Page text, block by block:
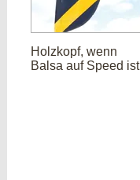
Holzkopf, wenn
Balsa auf Speed ist